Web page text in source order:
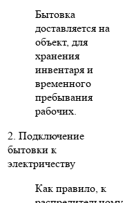
Бытовка
доставляется на
объект, для
хранения
инвентаря и
временного
пребывания
рабочих.
2. Подключение
бытовки к
электричеству
Как правило, к